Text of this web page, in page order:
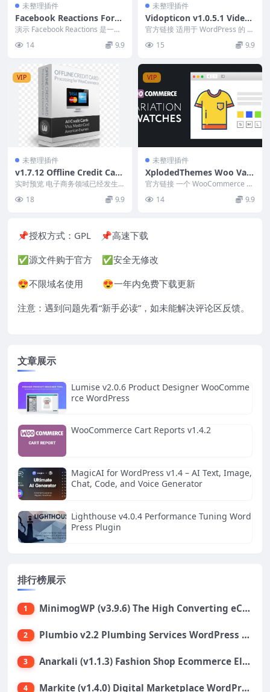
未整理插件
Facebook Reactions For
WordPress v.2.7 Downloa
d
演示 Facebook Reactions 是一个
14 9.9
未整理插件
Vidopticon v1.0.5.1 Video
Search Engine Plugin for
WordPress
官方链接 适用于 WordPress 的 Vi
dopticon 视频搜索引擎插件...
15 9.9
VIP
未整理插件
v1.7.12 Offline Credit Card
Processing for WooComm
实时预览 电子商务领域已经发生
了巨大的发展，各种支付方式不断
涌现，以满足在线购物...
18 9.9
VIP
未整理插件
XplodedThemes Woo Vari
ation Swatches v2.1.1 [Act
官方链接 一个 WooCommerce 扩
展，可将变体下拉列表转换为美观
的样本。...
14 9.9
📌授权方式： GPL 📌高速下载
✅源文件购于官方 ✅安全无修改
😍不限域名使用 😍一年内免费下载更新
注意：遇到问题先看“新手必读”，如未能解决评论区反馈。
文章展示
Lumise v2.0.6 Product Designer WooComme
rce WordPress
WooCommerce Cart Reports v1.4.2
MagicAI for WordPress v1.4 – AI Text, Image,
Chat, Code, and Voice Generator
Lighthouse v4.0.4 Performance Tuning Word
Press Plugin
排行榜展示
1 MinimogWP (v3.9.6) The High Converting eCommerce WordPress Theme
2 Plumbio v2.2 Plumbing Services WordPress Theme
3 Anarkali (v1.1.3) Fashion Shop Ecommerce Elementor Theme
4 Markite (v1.4.0) Digital Marketplace WordPress Theme